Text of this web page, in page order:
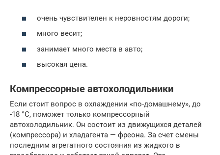
очень чувствителен к неровностям дороги;
много весит;
занимает много места в авто;
высокая цена.
Компрессорные автохолодильники
Если стоит вопрос в охлаждении «по-домашнему», до
-18 °C, поможет только компрессорный
автохолодильник. Он состоит из движущихся деталей
(компрессора) и хладагента — фреона. За счет смены
последним агрегатного состояния из жидкого в